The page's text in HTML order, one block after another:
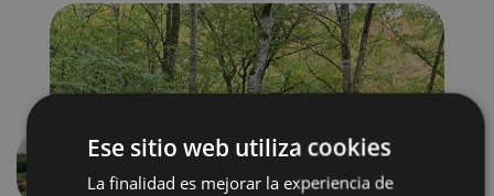
Aurrekoa
Ese sitio web utiliza cookies
La finalidad es mejorar la experiencia de